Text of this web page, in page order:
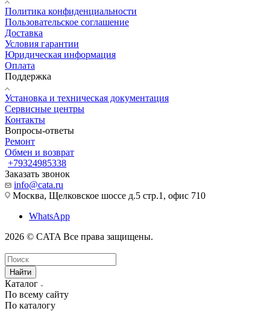
Политика конфиденциальности
Пользовательское соглашение
Доставка
Условия гарантии
Юридическая информация
Оплата
Поддержка
Установка и техническая документация
Сервисные центры
Контакты
Вопросы-ответы
Ремонт
Обмен и возврат
+79324985338
Заказать звонок
info@cata.ru
Москва, Щелковское шоссе д.5 стр.1, офис 710
WhatsApp
2026 © CATA Все права защищены.
Найти
Каталог
По всему сайту
По каталогу